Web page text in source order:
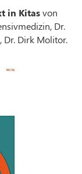
in Kitasvon
Dr.
Dr. Dirk Molitor.